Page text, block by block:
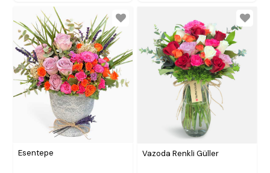
Esentepe Vazoda Renkli Güller